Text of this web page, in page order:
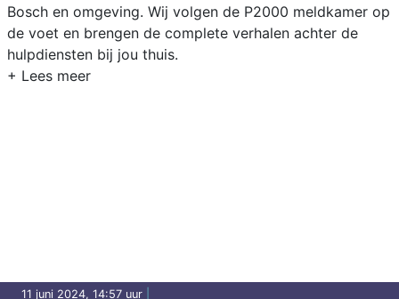
Bosch en omgeving. Wij volgen de P2000 meldkamer op
de voet en brengen de complete verhalen achter de
hulpdiensten bij jou thuis.
11 juni 2024, 14:57 uur